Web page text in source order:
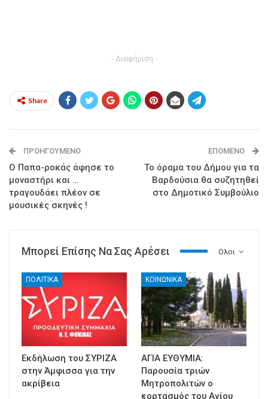
- Διαφήμιση -
Share
ΠΡΟΗΓΟΎΜΕΝΟ
Ο Παπα-ροκάς άφησε το
μοναστήρι και …
τραγουδάει πλέον σε
μουσικές σκηνές !
ΕΠΌΜΕΝΟ
Το όραμα του Δήμου για τα
Βαρδούσια θα συζητηθεί
στο Δημοτικό Συμβούλιο
Ολοι
Μπορεί Επίσης Να Σας Αρέσει
ΠΟΛΙΤΙΚΑ
Εκδήλωση του ΣΥΡΙΖΑ
στην Άμφισσα για την
ακρίβεια
ΚΟΙΝΩΝΙΚΑ
ΑΓΙΑ ΕΥΘΥΜΙΑ:
Παρουσία τριών
Μητροπολιτών ο
εορτασμός του Αγίου